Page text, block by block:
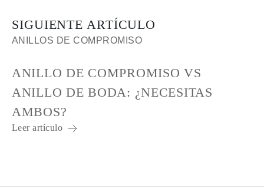
SIGUIENTE ARTÍCULO
ANILLOS DE COMPROMISO
ANILLO DE COMPROMISO VS
ANILLO DE BODA: ¿NECESITAS
AMBOS?
Leer artículo